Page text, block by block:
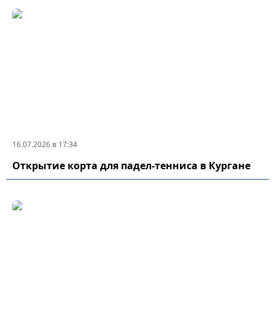
16.07.2026 в 17:34
Открытие корта для падел-тенниса в Кургане